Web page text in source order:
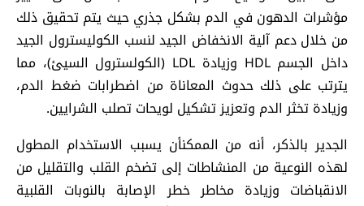
مؤشرات الدهون في الدم بشكل جذري حيث يتم تحقيق ذلك
من خلال دعم آلية الانخفاض الجيد لنسب الكوليسترول الجيد
داخل الجسم HDL وزيادة LDL (الكولسترول السيئ)، مما
يترتب على ذلك حدوث المعاناة من اضطرابات ضغط الدم،
وزيادة تخثر الدم وتعزيز تشكيل لويحات تصلب الشرايين.
الجدير بالذكر، أنه من الممكنأن يسبب الاستخدام المطول
لهذه النوعية من المنشاطات إلى تضخم القلب والتقليل من
الانقباضات وزيادة مخاطر خطر الإصابة بالنوبات القلبية